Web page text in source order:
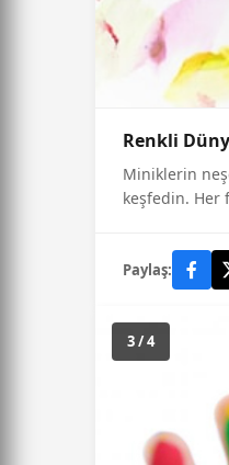
Renkli
Miniklerin
keşfedin. Her
Paylaş:
3 / 4